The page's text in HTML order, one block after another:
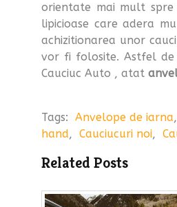
orientate mai mult
lipicioase care adera
achizitionarea unor
vor fi folosite. Astfel de
Cauciuc Auto , atat
Tags: Anvelope de iarna,
hand, Cauciucuri noi,
Related Posts